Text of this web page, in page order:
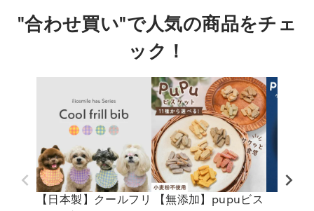
"合わせ買い"で人気の商品をチェ
ック！
【日本製】クールフリ
【無添加】pupuビス